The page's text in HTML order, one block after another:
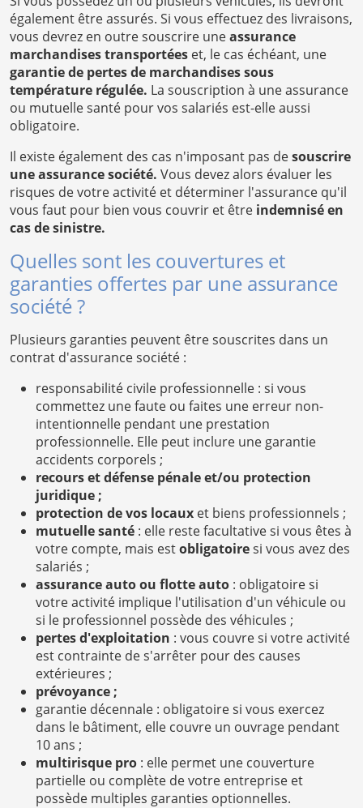
également être assurés. Si vous effectuez des livraisons,
vous devrez en outre souscrire uneassurance
marchandises transportées et, le cas échéant, une
garantie de pertes de marchandises sous
température régulée. La souscription à une assurance
ou mutuelle santé pour vos salariés est-elle aussi
obligatoire.
Il existe également des cas n'imposant pas desouscrire
une assurance société. Vous devez alors évaluer les
risques de votre activité et déterminer l'assurance qu'il
vous faut pour bien vous couvrir et être indemnisé en
cas de sinistre.
Quelles sont les couvertures et
garanties offertes par une assurance
société ?
Plusieurs garanties peuvent être souscrites dans un
contrat d'assurance société :
responsabilité civile professionnelle : si vous
commettez une faute ou faites une erreur non-
intentionnelle pendant une prestation
professionnelle. Elle peut inclure une garantie
accidents corporels ;
recours et défense pénale et/ou protection
juridique ;
protection de vos locaux et biens professionnels ;
mutuelle santé : elle reste facultative si vous êtes à
votre compte, mais estobligatoiresi vous avez des
salariés ;
assurance auto ou flotte auto : obligatoire si
votre activité implique l'utilisation d'un véhicule ou
si le professionnel possède des véhicules ;
pertes d'exploitation : vous couvre si votre activité
est contrainte de s'arrêter pour des causes
extérieures ;
prévoyance ;
garantie décennale : obligatoire si vous exercez
dans le bâtiment, elle couvre un ouvrage pendant
10 ans ;
multirisque pro : elle permet une couverture
partielle ou complète de votre entreprise et
possède multiples garanties optionnelles.